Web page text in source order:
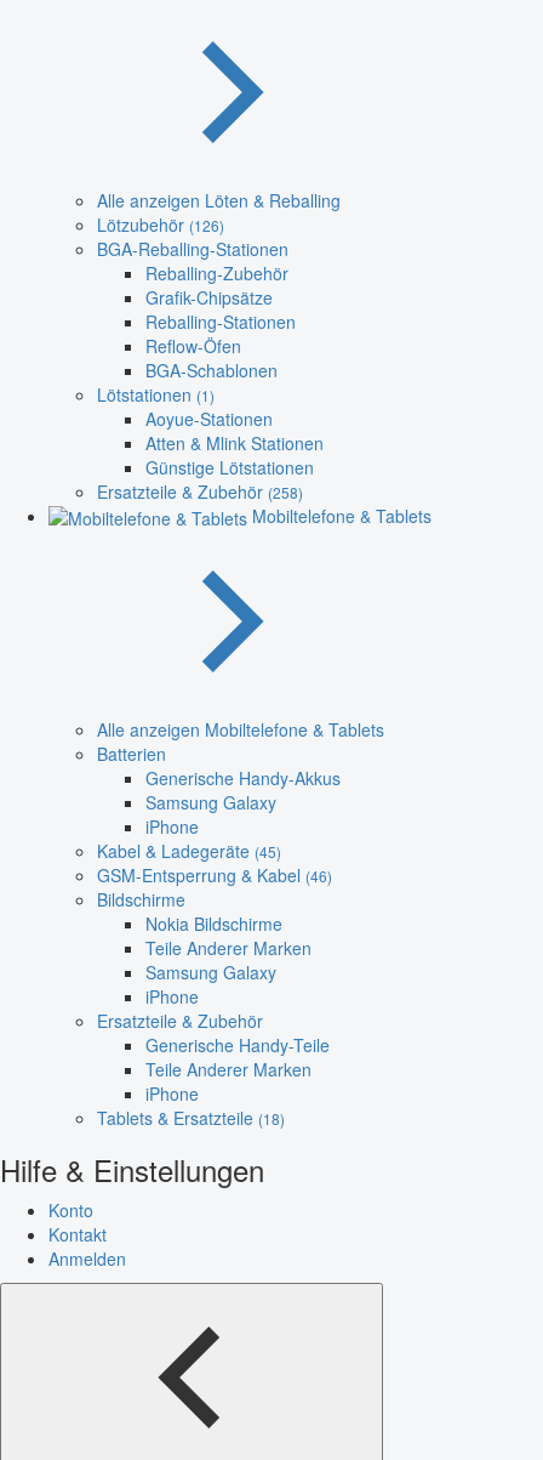
Alle anzeigen Löten & Reballing
Lötzubehör (126)
BGA-Reballing-Stationen
Reballing-Zubehör
Grafik-Chipsätze
Reballing-Stationen
Reflow-Öfen
BGA-Schablonen
Lötstationen (1)
Aoyue-Stationen
Atten & Mlink Stationen
Günstige Lötstationen
Ersatzteile & Zubehör (258)
Mobiltelefone & Tablets
Alle anzeigen Mobiltelefone & Tablets
Batterien
Generische Handy-Akkus
Samsung Galaxy
iPhone
Kabel & Ladegeräte (45)
GSM-Entsperrung & Kabel (46)
Bildschirme
Nokia Bildschirme
Teile Anderer Marken
Samsung Galaxy
iPhone
Ersatzteile & Zubehör
Generische Handy-Teile
Teile Anderer Marken
iPhone
Tablets & Ersatzteile (18)
Hilfe & Einstellungen
Konto
Kontakt
Anmelden